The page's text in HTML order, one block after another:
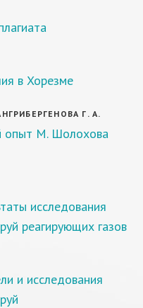
в Хорезме
Г. А.
опыт М. Шолохова
исследования
реагирующих газов
и исследования